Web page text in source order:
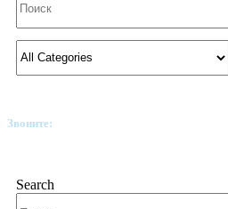
Звоните:
Search